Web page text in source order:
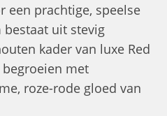
een prachtige, speelse
bestaat uit stevig
kader van luxe Red
met
roze-rode gloed van